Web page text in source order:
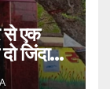
से एक
जिंदा